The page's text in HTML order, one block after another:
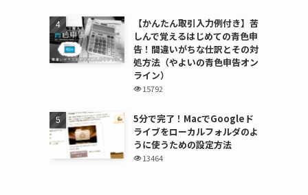
【かんたん取引入力例付き】苦
しんで覚えるはじめての青色申
告！間違いがちな仕訳とその対
処方法（やよいの青色申告オン
ライン）
15792
5分で完了！MacでGoogleド
ライブをローカルフォルダのよ
うに使うための設定方法
13464